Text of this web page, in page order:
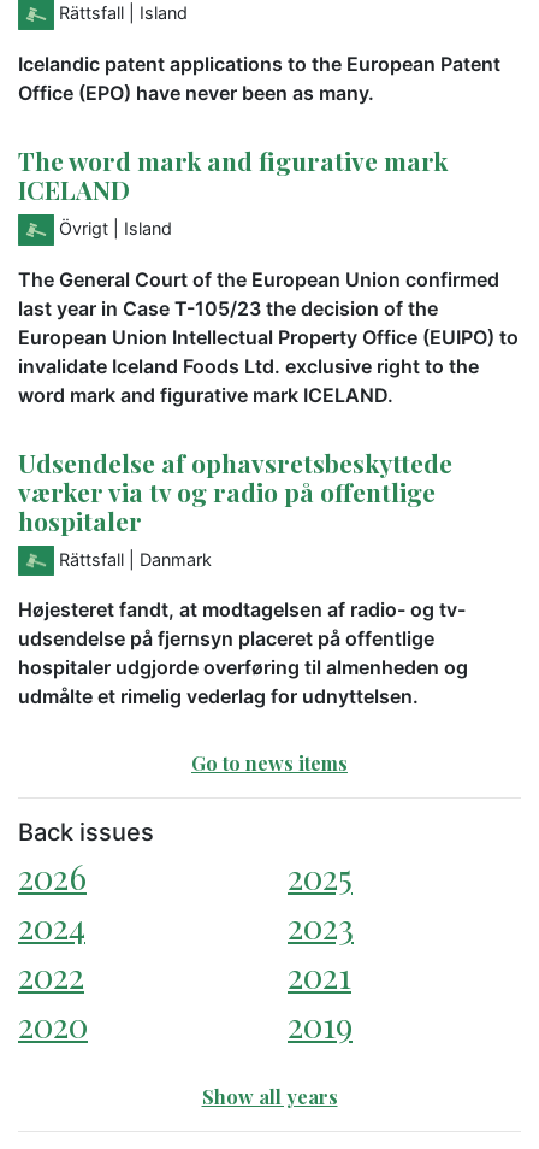
Rättsfall | Island
Icelandic patent applications to the European Patent
Office (EPO) have never been as many.
The word mark and figurative mark
ICELAND
Övrigt | Island
The General Court of the European Union confirmed
last year in Case T-105/23 the decision of the
European Union Intellectual Property Office (EUIPO) to
invalidate Iceland Foods Ltd. exclusive right to the
word mark and figurative mark ICELAND.
Udsendelse af ophavsretsbeskyttede
værker via tv og radio på offentlige
hospitaler
Rättsfall | Danmark
Højesteret fandt, at modtagelsen af radio- og tv-
udsendelse på fjernsyn placeret på offentlige
hospitaler udgjorde overføring til almenheden og
udmålte et rimelig vederlag for udnyttelsen.
Go to news items
Back issues
2026
2025
2024
2023
2022
2021
2020
2019
Show all years